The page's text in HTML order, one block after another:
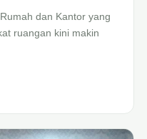
dan Kantor yang
ruangan kini makin